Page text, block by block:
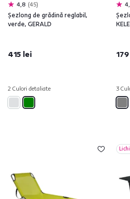
4,8 45
Şezlong de grădină reglabil,
verde, GERALD
415 lei
2 Culori detaliate 3